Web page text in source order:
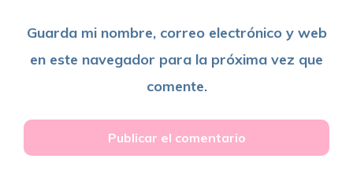
Guarda mi nombre, correo electrónico y web
en este navegador para la próxima vez que
comente.